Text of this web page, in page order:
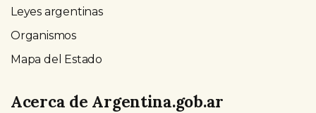
Leyes argentinas
Organismos
Mapa del Estado
Acerca de Argentina.gob.ar